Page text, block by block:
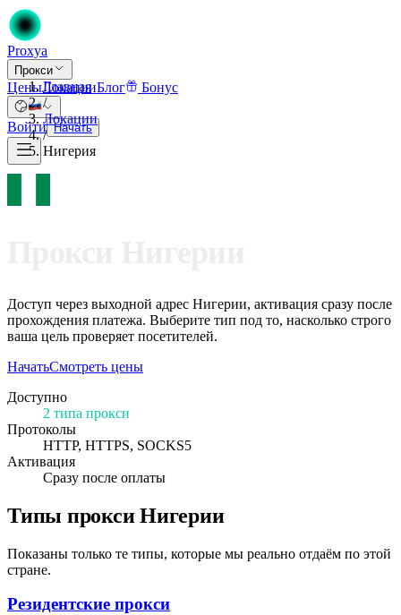
Proxya
Прокси
ЦеныЛокацииБлог Бонус
Войти Начать
Главная
/
Локации
/
Нигерия
Доступ через выходной адрес Нигерии, активация сразу после
прохождения платежа. Выберите тип под то, насколько строго
ваша цель проверяет посетителей.
НачатьСмотреть цены
Доступно
2 типа прокси
Протоколы
HTTP, HTTPS, SOCKS5
Активация
Сразу после оплаты
Типы прокси Нигерии
Показаны только те типы, которые мы реально отдаём по этой
стране.
Резидентские прокси